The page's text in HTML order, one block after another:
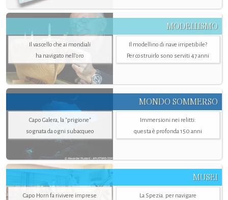
MODELLISMO
Il vascello che ai mondiali
ha navigato nell’oro
Il modellino di nave irripetibile?
Per costruirlo sono serviti 47 anni
MONDO SOMMERSO
Capo Galera, la "prigione"
sognata da ogni subacqueo
Immersioni nei relitti:
questa è profonda 150 anni
MUSEI
Capo Horn fa rivivere imprese
La Spezia. per navigare